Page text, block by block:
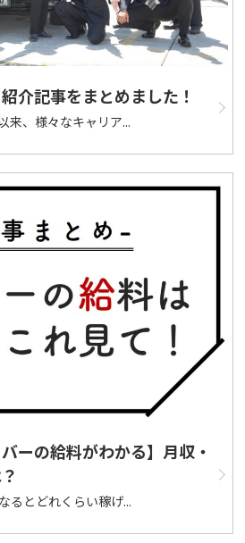
介記事をまとめました！
来、様々なキャリア...
ーの給料がわかる】月収・
るとどれくらい稼げ...